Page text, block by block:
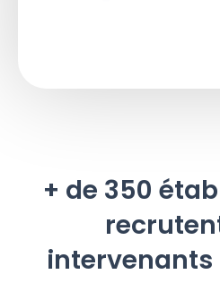
+ de 350
intervenants